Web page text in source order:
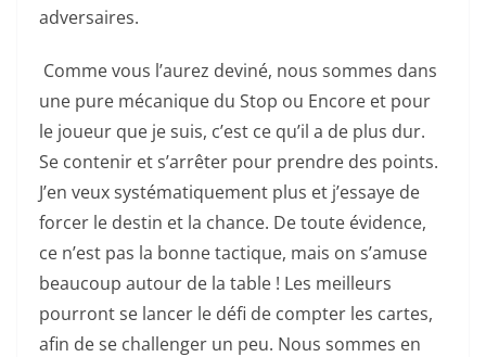
adversaires.
Comme vous l’aurez deviné, nous sommes dans
une pure mécanique du Stop ou Encore et pour
le joueur que je suis, c’est ce qu’il a de plus dur.
Se contenir et s’arrêter pour prendre des points.
J’en veux systématiquement plus et j’essaye de
forcer le destin et la chance. De toute évidence,
ce n’est pas la bonne tactique, mais on s’amuse
beaucoup autour de la table ! Les meilleurs
pourront se lancer le défi de compter les cartes,
afin de se challenger un peu. Nous sommes en